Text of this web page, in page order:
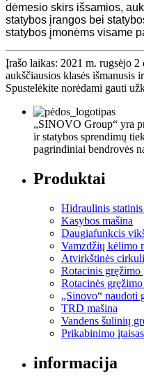
dėmesio skirs išsamios,
statybos įrangos bei
statybos įmonėms visame
Įrašo laikas: 2021 m. rugsėjo 2
aukščiausios klasės išmanusis
Spustelėkite norėdami gauti
„SINOVO Group“ yra
ir statybos sprendimų
pagrindiniai bendrovės
Produktai
Hidraulinis
Kasybos mašina
Daugiafunkcis
Vamzdžių kėlimo
Atvirkštinės
Rotacinis gręžimo
Rotacinės
„Sinovo“ naudoti
TRD mašina
Vandens šulinių
Prikabinimo įtaisas
informacija